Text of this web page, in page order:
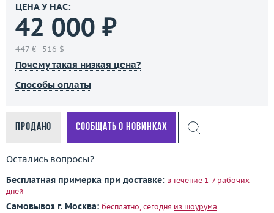
ЦЕНА У НАС:
42 000 ₽
447 € 516 $
Почему такая низкая цена?
Способы оплаты
Продано Сообщать о новинках
Остались вопросы?
Бесплатная примерка при доставке: в течение 1-7 рабочих
дней
Самовывоз г. Москва: бесплатно, сегодня из шоурума